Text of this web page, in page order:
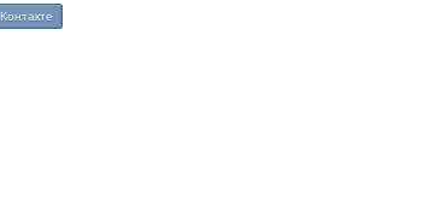
Контакте